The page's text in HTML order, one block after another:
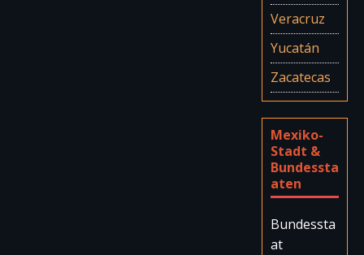
Veracruz
Yucatán
Zacatecas
Mexiko-
Stadt &
Bundessta
aten
Bundessta
at